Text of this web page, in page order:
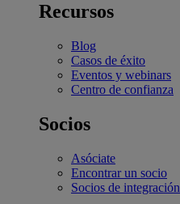
Recursos
Blog
Casos de éxito
Eventos y webinars
Centro de confianza
Socios
Asóciate
Encontrar un socio
Socios de integración